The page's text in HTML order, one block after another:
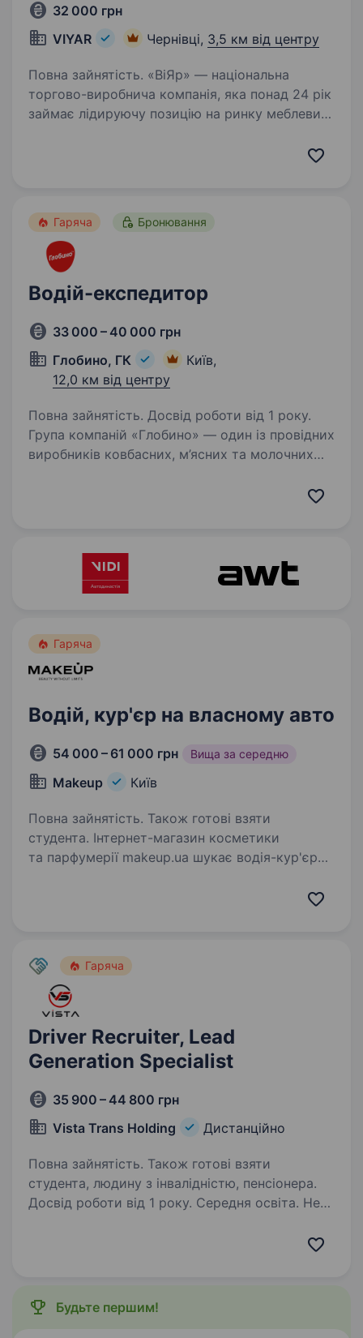
32 000 грн
VIYAR
Чернівці, 3,5 км від центру
Повна зайнятість. «ВіЯр» — національна
торгово-виробнича компанія, яка понад 24 рік
займає лідируючу позицію на ринку меблевих
динаміку зростання і збільшуємо виробничі
Гаряча Бронювання
Водій-експедитор
33 000 – 40 000 грн
Глобино, ГК
Київ,
12,0 км від центру
Повна зайнятість. Досвід роботи від 1 року.
Група компаній «Глобино» — один із провідних
виробників ковбасних, м’ясних та молочних
споживачів. Ми створюємо якісні ковбасні,
Гаряча
Водій, кур'єр на власному авто
54 000 – 61 000 грн Вища за середню
Makeup Київ
Повна зайнятість. Також готові взяти
студента. Інтернет-магазин косметики
та парфумерії makeup.ua шукає водія-кур'єра
Гаряча
Driver Recruiter, Lead
Generation Specialist
35 900 – 44 800 грн
Vista Trans Holding
Дистанційно
Повна зайнятість. Також готові взяти
студента, людину з інвалідністю, пенсіонера.
Досвід роботи від 1 року. Середня освіта. Here
logistics company only by delivering the right
transportation…
Будьте першим!